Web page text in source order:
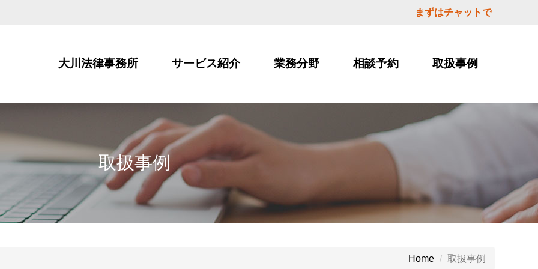
まずはチャットで
大川法律事務所 サービス紹介 業務分野 相談予約 取扱事例
取扱事例
Home 取扱事例